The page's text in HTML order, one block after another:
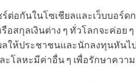
อกันในโซเชียลและเว็บบอร์ดก
อสกุลเงินต่าง ๆ ทั่วโลกจะค่อย
ให้ประชาชนและนักลงทุนหันไ
ะโลหะมีค่าอื่น ๆ เพื่อรักษาควา